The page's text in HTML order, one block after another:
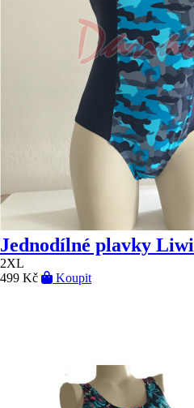
Jednodílné plavky
2XL
499 Kč
Koupit